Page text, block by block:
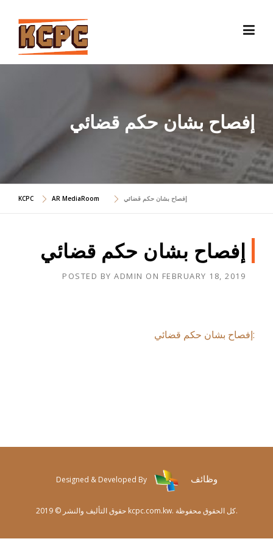
content
إفصاح بشان حكم قضائي
KCPC AR MediaRoom إفصاح بشان حكم قضائي
إفصاح بشان حكم قضائي
POSTED BY ADMIN ON FEBRUARY 18, 2019
:إفصاح بشان حكم قضائي
Designed & Developed By وظائف
حقوق التأليف والنشر © 2019 kcpc.com.kw. كل الحقوق محفوظة.